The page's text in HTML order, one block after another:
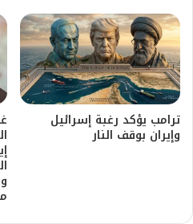
ترامب يؤكد رغبة إسرائيل
وإيران بوقف النار